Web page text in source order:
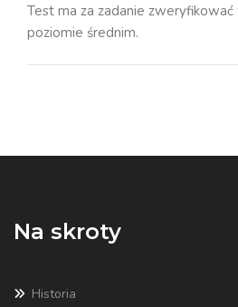
Test ma za zadanie
poziomie średnim.
Na skroty
Historia